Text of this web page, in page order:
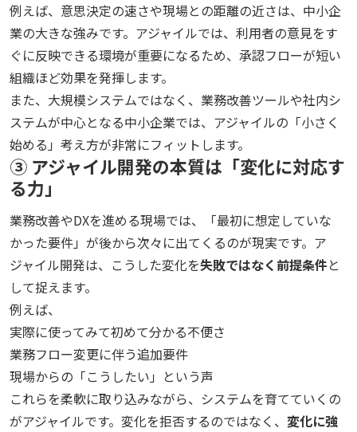
例えば、意思決定の速さや現場との距離の近さは、中小企
業の大きな強みです。アジャイルでは、利用者の意見をす
ぐに反映できる環境が重要になるため、承認フローが短い
組織ほど効果を発揮します。
また、大規模システムではなく、業務改善ツールや社内シ
ステムが中心となる中小企業では、アジャイルの「小さく
始める」考え方が非常にフィットします。
③ アジャイル開発の本質は「変化に対応す
る力」
業務改善やDXを進める現場では、「最初に想定していな
かった要件」が後から次々に出てくるのが現実です。ア
ジャイル開発は、こうした変化を失敗ではなく前提条件と
して捉えます。
例えば、
実際に使ってみて初めて分かる不便さ
業務フロー変更に伴う追加要件
現場からの「こうしたい」という声
これらを柔軟に取り込みながら、システムを育てていくの
がアジャイルです。変化を拒否するのではなく、 変化に強